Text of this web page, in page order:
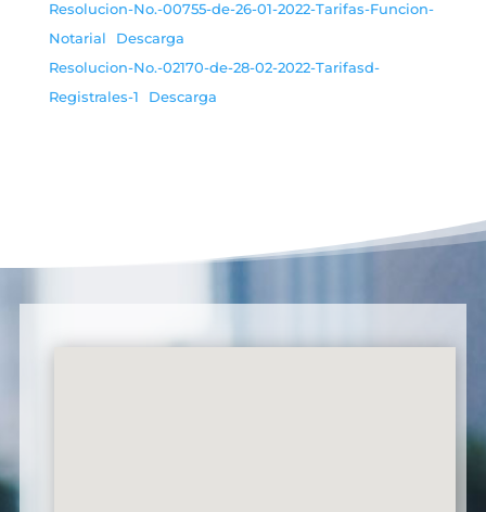
Resolucion-No.-00755-de-26-01-2022-Tarifas-Funcion-
Notarial
Descarga
Resolucion-No.-02170-de-28-02-2022-Tarifasd-
Registrales-1
Descarga